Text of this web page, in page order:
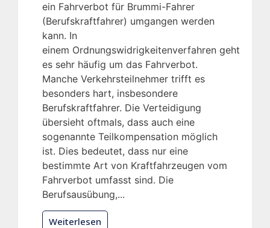
ein Fahrverbot für Brummi-Fahrer
(Berufskraftfahrer) umgangen werden
kann. In
einem Ordnungswidrigkeitenverfahren geht
es sehr häufig um das Fahrverbot.
Manche Verkehrsteilnehmer trifft es
besonders hart, insbesondere
Berufskraftfahrer. Die Verteidigung
übersieht oftmals, dass auch eine
sogenannte Teilkompensation möglich
ist. Dies bedeutet, dass nur eine
bestimmte Art von Kraftfahrzeugen vom
Fahrverbot umfasst sind. Die
Berufsausübung,...
Weiterlesen